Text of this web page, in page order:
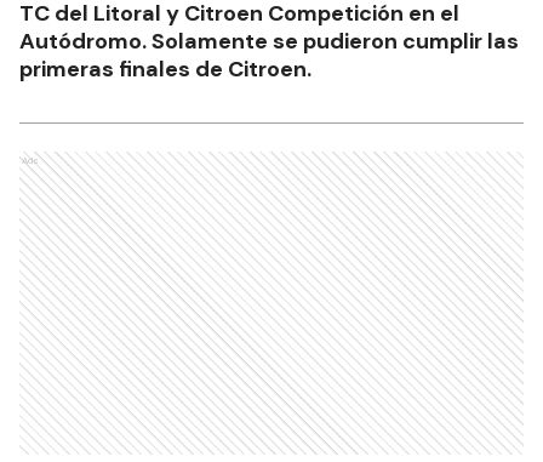
TC del Litoral y Citroen Competición en el
Autódromo. Solamente se pudieron cumplir las
primeras finales de Citroen.
Ads